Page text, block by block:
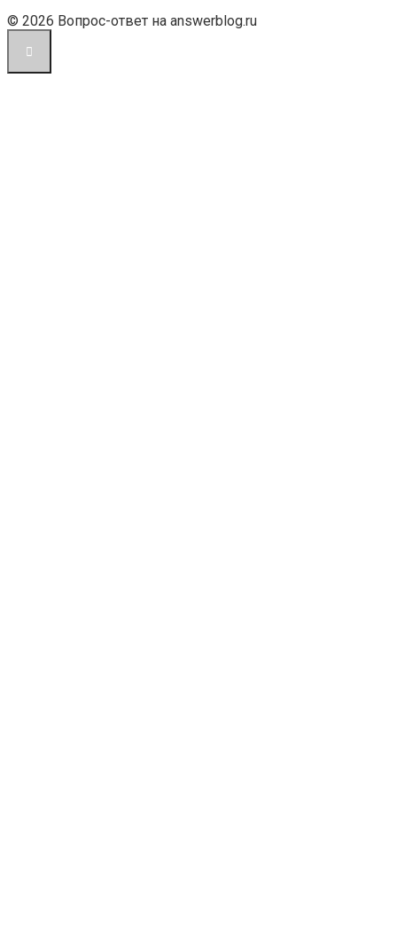
© 2026 Вопрос-ответ на answerblog.ru